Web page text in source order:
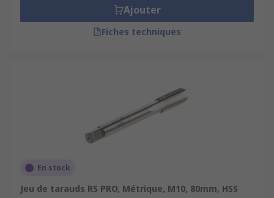
Ajouter
Fiches techniques
En stock
Jeu de tarauds RS PRO, Métrique, M10, 80mm, HSS